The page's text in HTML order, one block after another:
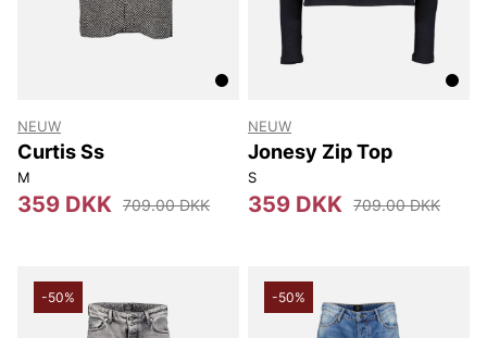
NEUW
Curtis Ss
M
359 DKK 709.00 DKK
NEUW
Jonesy Zip Top
S
359 DKK 709.00 DKK
-50% -50%